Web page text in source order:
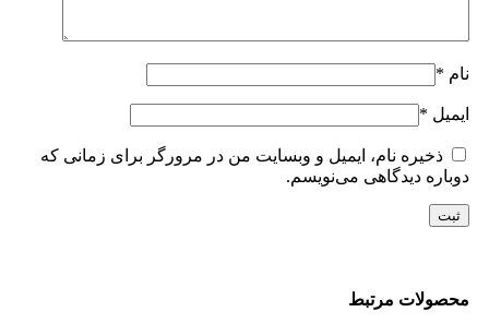
نام *
ایمیل *
ذخیره نام، ایمیل و وبسایت من در مرورگر برای زمانی که
دوباره دیدگاهی می‌نویسم.
محصولات مرتبط